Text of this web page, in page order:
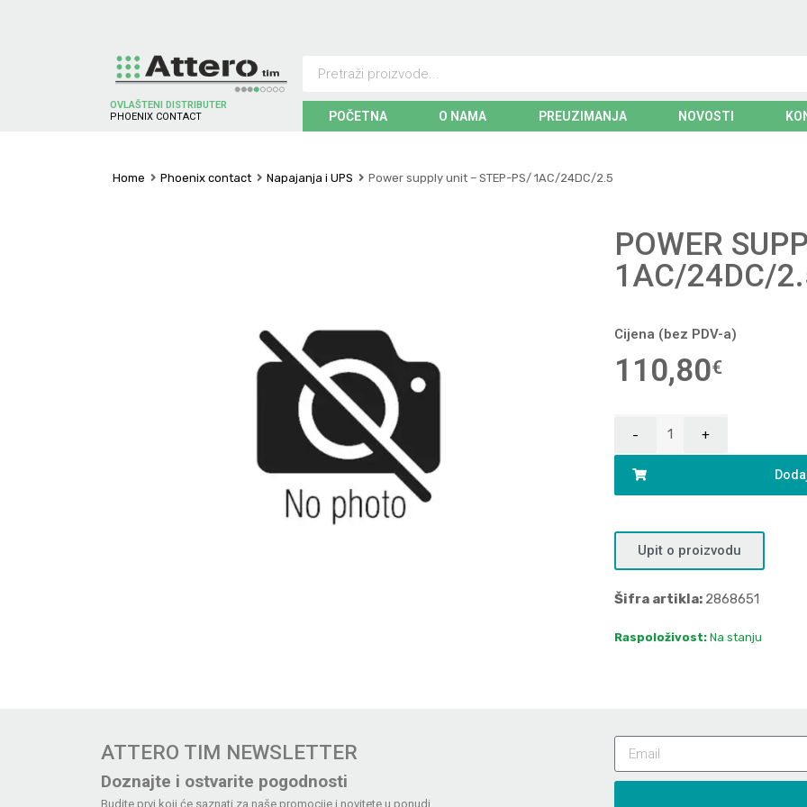
OVLAŠTENI DISTRIBUTER
P H O EN X CO NTACT POČETNA O NAMA PREUZIMANJA NOVOSTI
Home Phoenix contact Napajanja i UPS Power supply unit – STEP-PS/ 1AC/24DC/2.5
POWER
1AC/24DC/
Cijena (bez PDV-a)
110,80€
Upit o proizvodu
Šifra artikla: 2868651
Raspoloživost: Na stanju
ATTERO TIM NEWSLETTER
Doznajte i ostvarite pogodnosti
Budite prvi koji će saznati za naše promocije i novitete u ponudi.